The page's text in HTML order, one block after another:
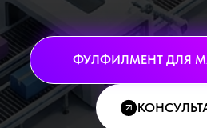
ФУЛФИЛМЕНТ ДЛЯ